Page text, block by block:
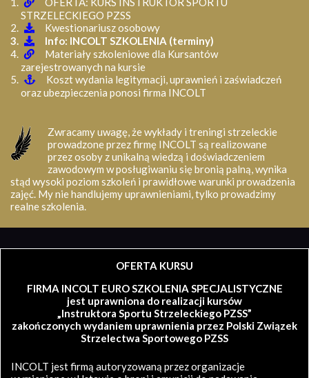
STRZELECKIEGO PZSS
Kwestionariusz osobowy
Info: INCOLT SZKOLENIA (terminy)
Materiały szkoleniowe dla Kursantów
zarejestrowanych na kursie
Koszt wydania legitymacji, uprawnień i zaświadczeń
oraz ubezpieczenia ponosi firma INCOLT
Zwracamy uwagę, że wykłady i treningi strzeleckie
prowadzone przez firmę INCOLT są realizowane
przez osoby z unikalną wiedzą i doświadczeniem
zawodowym w posługiwaniu się bronią palną, wynika
stąd wysoki poziom szkoleń i prawidłowe warunki prowadzenia
zajęć. My nie handlujemy uprawnieniami, tylko prowadzimy
realne szkolenia.
OFERTA KURSU
FIRMA INCOLT EURO SZKOLENIA SPECJALISTYCZNE
jest uprawniona do realizacji kursów
„Instruktora Sportu Strzeleckiego PZSS”
zakończonych wydaniem uprawnienia przez Polski Związek
Strzelectwa Sportowego PZSS
INCOLT jest firmą autoryzowaną przez organizacje